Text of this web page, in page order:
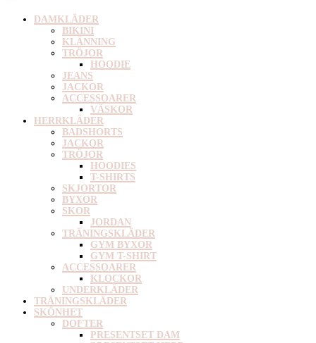
DAMKLÄDER
BIKINI
KLÄNNING
TRÖJOR
HOODIE
JEANS
JACKOR
ACCESSOARER
VÄSKOR
HERRKLÄDER
BADSHORTS
JACKOR
TRÖJOR
HOODIES
T-SHIRTS
SKJORTOR
BYXOR
SKOR
JORDAN
TRÄNINGSKLÄDER
GYM BYXOR
GYM T-SHIRT
ACCESSOARER
KLOCKOR
UNDERKLÄDER
TRÄNINGSKLÄDER
SKÖNHET
DOFTER
PRESENTSET DAM